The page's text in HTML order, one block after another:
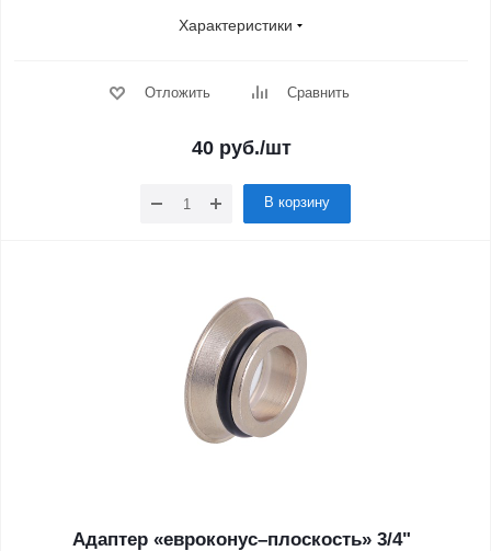
Характеристики
Отложить Сравнить
40 руб./шт
В корзину
Адаптер «евроконус–плоскость» 3/4"